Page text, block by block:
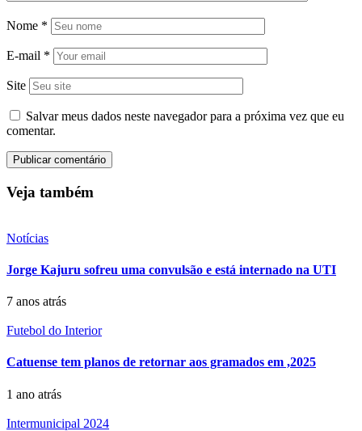
Nome *
E-mail *
Site
Salvar meus dados neste navegador para a próxima vez que eu
comentar.
Veja também
Notícias
Jorge Kajuru sofreu uma convulsão e está internado na UTI
7 anos atrás
Futebol do Interior
Catuense tem planos de retornar aos gramados em ,2025
1 ano atrás
Intermunicipal 2024